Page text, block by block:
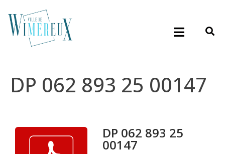
DP 062 893 25 00147
DP 062 893 25
00147